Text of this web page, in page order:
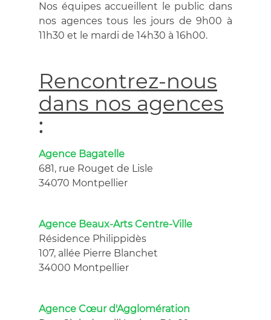
Nos équipes accueillent le public dans
nos agences tous les jours de 9h00 à
11h30 et le mardi de 14h30 à 16h00.
Rencontrez-nous
dans nos agences
:
Agence Bagatelle
681, rue Rouget de Lisle
34070 Montpellier
Agence Beaux-Arts Centre-Ville
Résidence Philippidès
107, allée Pierre Blanchet
34000 Montpellier
Agence Cœur d'Agglomération